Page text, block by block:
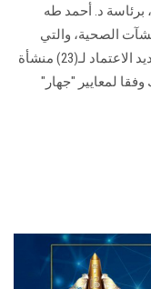
برئاسة د. أحمد طه
الصحية، والتي
شملت منح الاعتماد الكامل أو المبدئي، أو تجديد الاعتماد لـ(23) منشأة
لمعايير "جهار"